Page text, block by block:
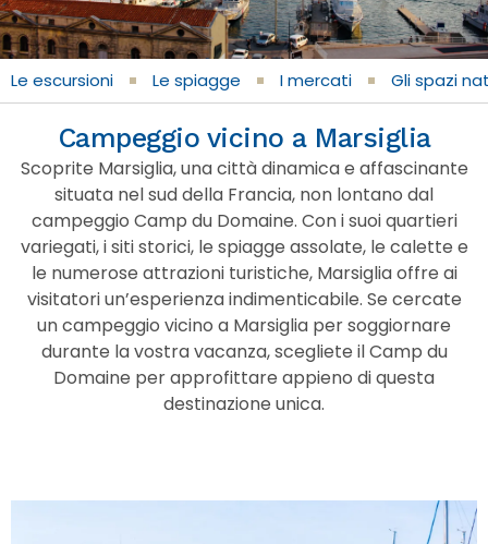
Le escursioni Le spiagge I mercati Gli spazi
Campeggio vicino a Marsiglia
Scoprite Marsiglia, una città dinamica e affascinante
situata nel sud della Francia, non lontano dal
campeggio Camp du Domaine. Con i suoi quartieri
variegati, i siti storici, le spiagge assolate, le calette e
le numerose attrazioni turistiche, Marsiglia offre ai
visitatori un’esperienza indimenticabile. Se cercate
un campeggio vicino a Marsiglia per soggiornare
durante la vostra vacanza, scegliete il Camp du
Domaine per approfittare appieno di questa
destinazione unica.